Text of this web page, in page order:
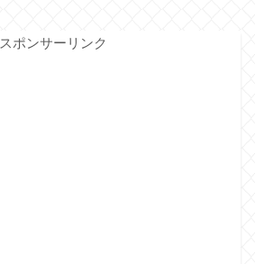
スポンサーリンク